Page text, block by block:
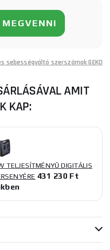
MEGVENNI
sebességváltó szerszámok GEKO
AMIT
KAP:
DIGITÁLIS
431 230 Ft